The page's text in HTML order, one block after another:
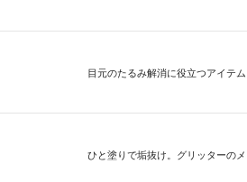
目元のたるみ解消に役立つアイテム
ひと塗りで垢抜け。グリッターの